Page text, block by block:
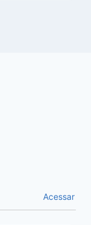
Acessar